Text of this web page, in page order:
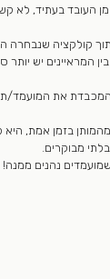
העובד בעתיד, לא
קולקציה שנבחרה
המראיינים יש
את המועמד/ת ,
בזמן אמת, היא
מבוקרים.
נהנים ממנה!